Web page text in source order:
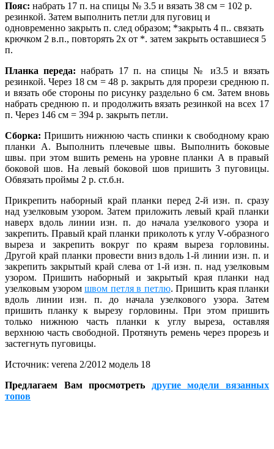
Пояс: набрать 17 п. на спицы № 3.5 и вязать 38 см = 102 р.
резинкой. Затем выполнить петли для пуговиц и
одновременно закрыть п. след образом; *закрыть 4 п.. связать
крючком 2 в.п., повторять 2х от *. затем закрыть оставшиеся 5
п.
Планка переда: набрать 17 п. на спицы № и3.5 и вязать
резинкой. Через 18 см = 48 р. закрыть для прорези среднюю п.
и вязать обе стороны по рисунку раздельно 6 см. Затем вновь
набрать среднюю п. и продолжить вязать резинкой на всех 17
п. Через 146 см = 394 р. закрыть петли.
Сборка: Пришить нижнюю часть спинки к свободному краю
планки А. Выполнить плечевые швы. Выполнить боковые
швы. при этом вшить ремень на уровне планки А в правый
боковой шов. На левый боковой шов пришить 3 пуговицы.
Обвязать проймы 2 р. ст.б.н.
Прикрепить наборный край планки перед 2-й изн. п. сразу
над узелковым узором. Затем приложить левый край планки
наверх вдоль линии изн. п. до начала узелкового узора и
закрепить. Правый край планки приколоть к углу V-образного
выреза и закрепить вокруг по краям выреза горловины.
Другой край планки провести вниз вдоль 1-й линии изн. п. и
закрепить закрытый край слева от 1-й изн. п. над узелковым
узором. Пришить наборный и закрытый края планки над
узелковым узором швом петля в петлю. Пришить края планки
вдоль линии изн. п. до начала узелкового узора. Затем
пришить планку к вырезу горловины. При этом пришить
только нижнюю часть планки к углу выреза, оставляя
верхнюю часть свободной. Протянуть ремень через прорезь и
застегнуть пуговицы.
Источник: verena 2/2012 модель 18
Предлагаем Вам просмотреть другие модели вязанных
топов